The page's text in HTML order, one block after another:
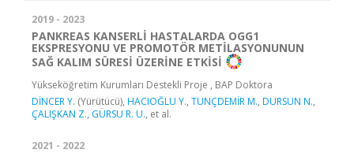
2019 - 2023
PANKREAS KANSERLİ HASTALARDA OGG1
EKSPRESYONU VE PROMOTÖR METİLASYONUNUN
SAĞ KALIM SÜRESİ ÜZERİNE ETKİSİ
Yükseköğretim Kurumları Destekli Proje , BAP Doktora
DİNCER Y. (Yürütücü), HACIOĞLU Y., TUNÇDEMİR M., DURSUN N.,
ÇALIŞKAN Z., GÜRSU R. U., et al.
2021 - 2022